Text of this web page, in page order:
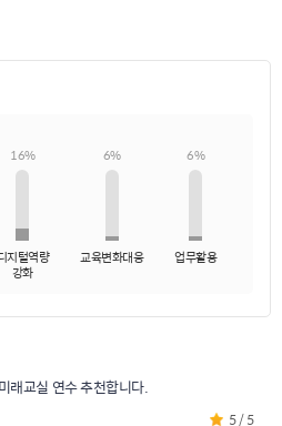
16%
지털역량
강화
6%
교육변화대응
6%
업무활용
래교실 연수 추천합니다.
5 / 5